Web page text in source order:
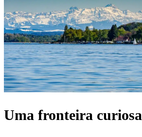
Uma fronteira curiosa